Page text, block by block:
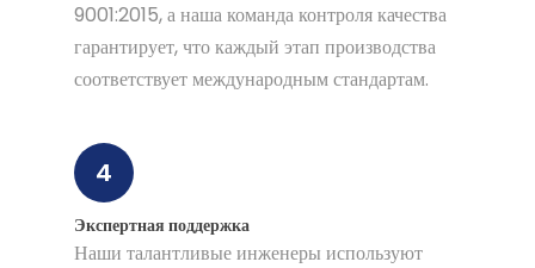
9001:2015, а наша команда контроля качества
гарантирует, что каждый этап производства
соответствует международным стандартам.
4
Экспертная поддержка
Наши талантливые инженеры используют